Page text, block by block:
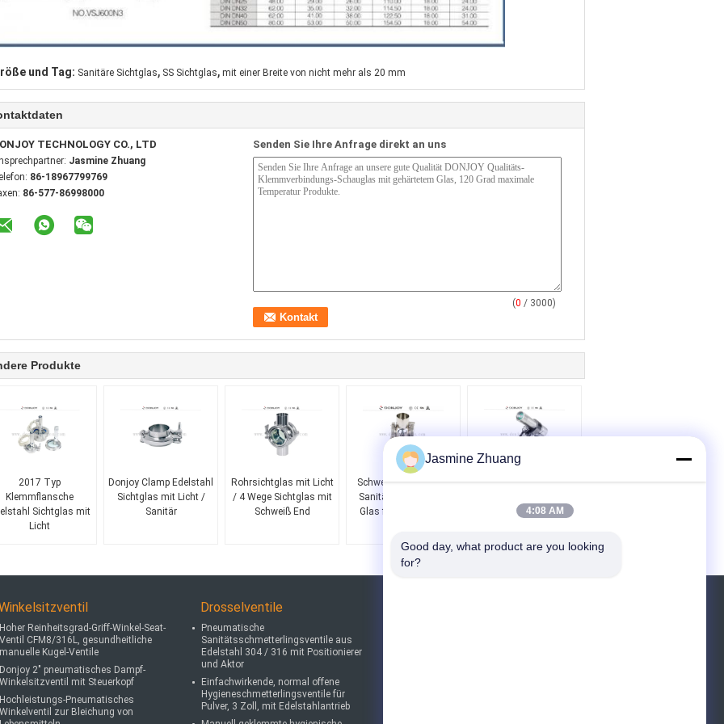
und Tag: Sanitäre Sichtglas, SS Sichtglas, mit einer Breite von nicht mehr als 20 mm
TECHNOLOGY CO., LTD
Jasmine Zhuang
86-18967799769
86-577-86998000
Senden Sie Ihre Anfrage direkt an uns
(0 / 3000)
Produkte
2017 Typ
Klemmflansche
Sichtglas mit
Licht
Donjoy Clamp Edelstahl
Sichtglas mit Licht /
Sanitär
Rohrsichtglas mit Licht
/ 4 Wege Sichtglas mit
Schweiß End
Schweiß Enden Fluss
Sanitär DN100 Sight
Glas für Rohrleitung
Union-Schauglas
Sanitärfittings Union-
Hoher Reinheitsgrad-Griff-Winkel-Seat-
Ventil CFM8/316L, gesundheitliche
manuelle Kugel-Ventile
Donjoy 2" pneumatisches Dampf-
Winkelsitzventil mit Steuerkopf
Hochleistungs-Pneumatisches
Winkelventil zur Bleichung von
Drosselventile
Pneumatische
Sanitätsschmetterlingsventile aus
Edelstahl 304 / 316 mit Positionierer
und Aktor
Einfachwirkende, normal offene
Hygieneschmetterlingsventile für
Pulver, 3 Zoll, mit Edelstahlantrieb
Jasmine Zhuang
4:08 AM
Good day, what product are you looking
for?